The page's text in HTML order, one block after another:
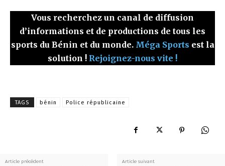
Vous recherchez un canal de diffusion
d’informations et de productions de tous les
sports du Bénin et du monde. Méga Sports est la
solution ! Rejoignez-nous vite !
TAGS bénin Police républicaine
Article précédent Article suivant